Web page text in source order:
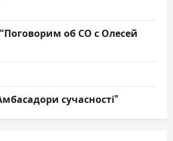
об СО с Олесей
сучасності”